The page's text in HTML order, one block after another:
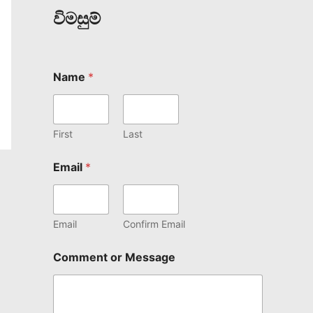
විමසුම්
Name *
First Last
Email *
Email Confirm Email
Comment or Message